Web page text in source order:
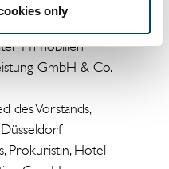
only
Management
Immobilien
GmbH & Co.
des Vorstands,
Düsseldorf
Prokuristin, Hotel